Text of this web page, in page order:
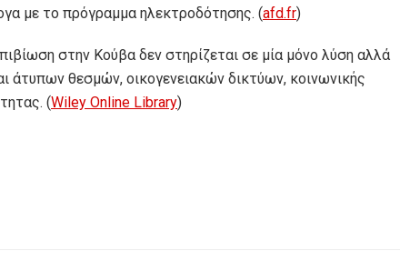
με το πρόγραμμα ηλεκτροδότησης. (afd.fr)
στην Κούβα δεν στηρίζεται σε μία μόνο λύση αλλά
άτυπων θεσμών, οικογενειακών δικτύων, κοινωνικής
(Wiley Online Library)